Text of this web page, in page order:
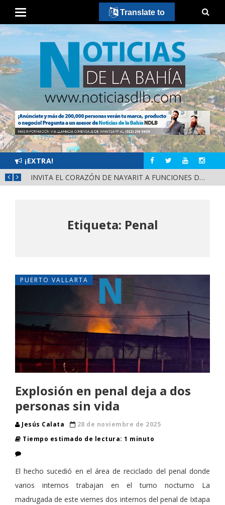
¡EXTRA!
INVITA EL CORAZÓN DE NAYARIT A FUNCIONES DE CINE GRATUITAS EN LA CONCHA ACÚSTICA
Etiqueta: Penal
PUERTO VALLARTA
Explosión en penal deja a dos
personas sin vida
Jesús Calata
28 de noviembre de 2025
Tiempo estimado de lectura: 1 minuto
El hecho sucedió en el área de reciclado del penal donde
varios internos trabajan en el turno nocturno La
madrugada de este viernes dos internos del penal de Ixtapa
Translate to